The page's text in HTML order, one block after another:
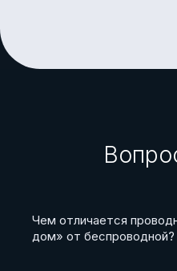
Чем отличается
дом» от беспроводной?